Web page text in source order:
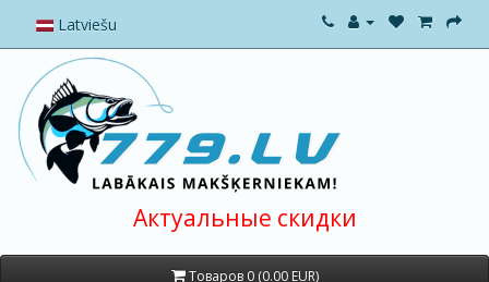
Latviešu
Актуальные скидки
Товаров 0 (0.00 EUR)